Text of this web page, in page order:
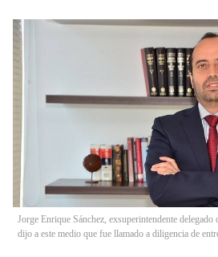
Jorge Enrique Sánchez, exsuperintendente delegado
dijo a este medio que fue llamado a diligencia de